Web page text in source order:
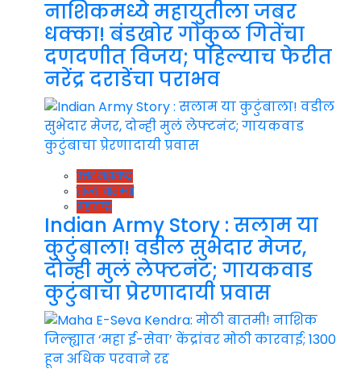
नाशिकमध्ये महायुतीला जबर
धक्का! बंडखोर गोकुळ गितेंचा
दणदणीत विजय; पहिल्याच फेरीत
नरेंद्र दराडेंचा पराभव
उत्तर महाराष्ट्र
ताज्या बातम्या
महाराष्ट्र
Indian Army Story : सलाम या
कुटुंबाला! वडील सुभेदार मेजर,
दोन्ही मुलं लेफ्टनंट; गायकवाड
कुटुंबाचा प्रेरणादायी प्रवास